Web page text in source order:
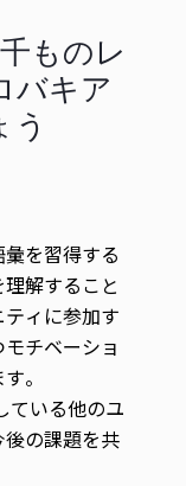
ものレ
バキア
う
を習得する
解すること
ィに参加す
チベーショ
。
ている他のユ
の課題を共